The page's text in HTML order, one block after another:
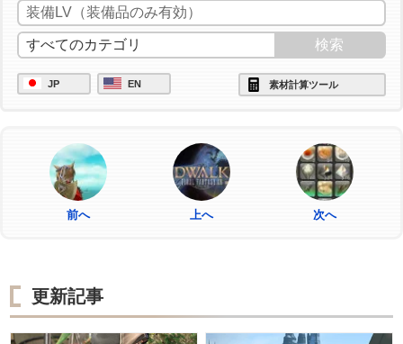
JP EN 素材計算ツール
前へ 上へ 次へ
更新記事